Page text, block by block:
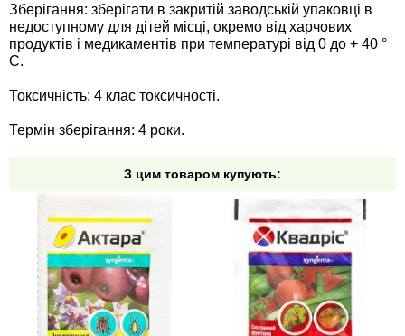
Зберігання: зберігати в закритій заводській упаковці в
недоступному для дітей місці, окремо від харчових
продуктів і медикаментів при температурі від 0 до + 40 °
С.
Токсичність: 4 клас токсичності.
Термін зберігання: 4 роки.
З цим товаром купують: